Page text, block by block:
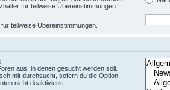
für teilweise Übereinstimmungen.
teilweise Übereinstimmungen.
aus, in denen gesucht werden soll.
mit durchsucht, sofern du die Option
nicht deaktivierst.